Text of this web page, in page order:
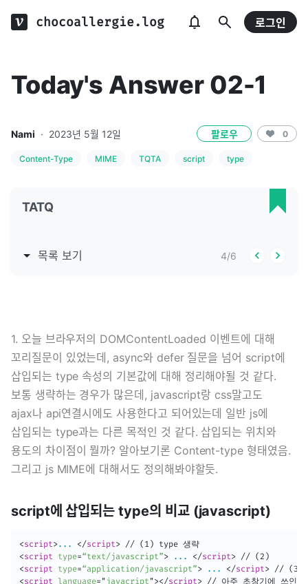
chocoallergie.log 로그인
Today's Answer 02-1
Nami · 2023년 5월 12일 팔로우 0
Content-Type MIME TQTA script type
TATQ
목록 보기 4/6
1. 오늘 브라우저의 DOMContentLoaded 이벤트에 대해
꼬리질문이 있었는데, async와 defer 질문을 넘어 script에
삽입되는 type 속성의 기본값에 대해 정리해야될 것 같다.
보통 생략하는 경우가 많은데, javascript랑 css말고도
ajax나 api연결시에도 사용한다고 되어있는데 일반 js에
삽입되는 type과는 다른 목적인 것 같다. 삽입되는 위치와
용도의 차이점이 뭘까? 알아보기론 Content-type 형태였음.
그리고 js MIME에 대해서도 정의해봐야할듯.
script에 삽입되는 type의 비교 (javascript)
<script>... </script>
<script type=“text/javascript”> ... </script>
<script type=“application/javascript”> ... </script>
<script language= "javacript "></script> // 아주 초창기에 쓰인